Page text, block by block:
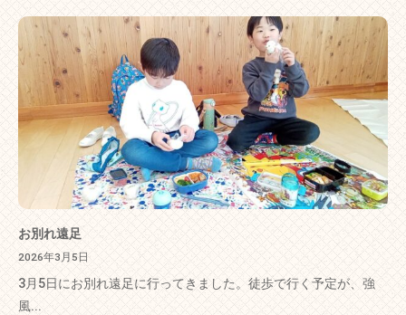
お別れ遠足
2026年3月5日
3月5日にお別れ遠足に行ってきました。徒歩で行く予定が、強
風...